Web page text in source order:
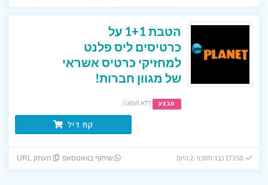
הטבת 1+1 על
כרטיסים ליס פלנט
למחזיקי כרטיס אשראי
של מגוון חברות!
מבצע ללא תפוגה
קח דיל
שיתוף בוואטסאפ העתק URL